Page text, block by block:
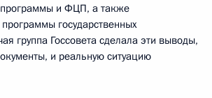
и ФЦП, а также
государственных
группа Госсовета сделала эти выводы,
и реальную ситуацию